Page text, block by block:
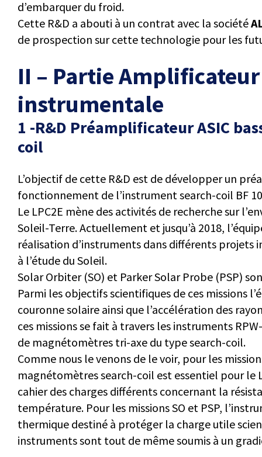
d’embarquer du froid.
Cette R&D a abouti à un contrat avec la société
de prospection sur cette technologie pour les
II – Partie
instrumentale
1 -R&D Préamplificateur ASIC
coil
L’objectif de cette R&D est de développer un
fonctionnement de l’instrument search-coil BF
Le LPC2E mène des activités de recherche sur
Soleil-Terre. Actuellement et jusqu’à 2018,
réalisation d’instruments dans différents projets
à l’étude du Soleil.
Solar Orbiter (SO) et Parker Solar Probe (PSP)
Parmi les objectifs scientifiques de ces missions
couronne solaire ainsi que l’accélération des
ces missions se fait à travers les instruments
de magnétomètres tri-axe du type search-coil.
Comme nous le venons de le voir, pour les
magnétomètres search-coil est essentiel pour le
cahier des charges différents concernant la
température. Pour les missions SO et PSP,
thermique destiné à protéger la charge utile
instruments sont tout de même soumis à un